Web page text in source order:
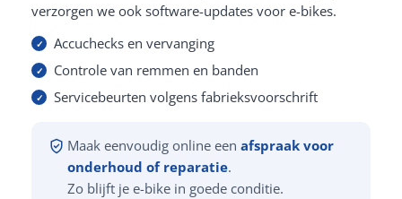
verzorgen we ook software-updates voor e-bikes.
Accuchecks en vervanging
Controle van remmen en banden
Servicebeurten volgens fabrieksvoorschrift
Maak eenvoudig online een afspraak voor
onderhoud of reparatie.
Zo blijft je e-bike in goede conditie.